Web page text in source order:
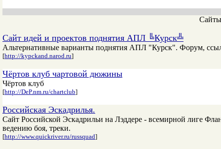
Сайт идей и проектов поднятия АПЛ ╚Курск╩
Альтернативные варианты поднятия АПЛ "Курск". Форум,
[http://kypckand.narod.ru]
Чёртов клуб чартовой дюжины
Чёртов клуб
[http://DeP.nm.ru/chartclub]
Российская Эскадрилья.
Сайт Российской Эскадрильи на Лэддере - всемирной лиге
ведению боя, треки.
[http://www.quickriver.ru/russquad]